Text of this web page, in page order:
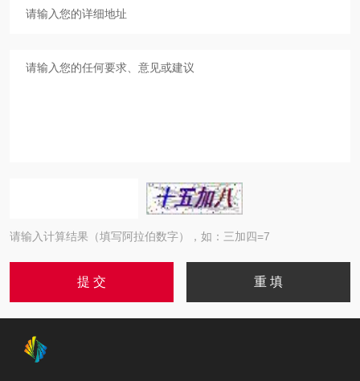
请输入计算结果（填写阿拉伯数字），如：三加四=7